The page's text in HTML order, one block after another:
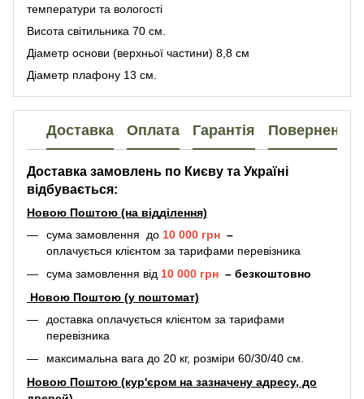
температури та вологості
Висота світильника 70 см.
Діаметр основи (верхньої частини) 8,8 см
Діаметр плафону 13 см.
Доставка Оплата Гарантія Повернення
Доставка замовлень по Києву та Україні
відбувається:
Новою Поштою (на відділення)
сума замовлення до 10 000 грн –
оплачується клієнтом за тарифами перевізника
сума замовлення від 10 000 грн – безкоштовно
Новою Поштою (у поштомат)
доставка оплачується клієнтом за тарифами
перевізника
максимальна вага до 20 кг, розміри 60/30/40 см.
Новою Поштою (кур'єром на зазначену адресу, до